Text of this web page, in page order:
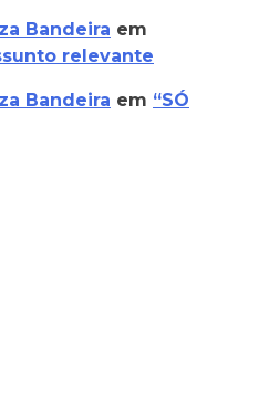
Bandeira em
relevante
Bandeira em “SÓ